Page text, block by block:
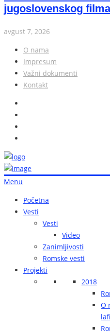
jugoslovenskog
avgust 7, 2026
O nama
Impresum
Važni dokumenti
Kontakt
Menu
Početna
Vesti
Vesti
Video
Zanimljivosti
Romske vesti
Projekti
2018
O
lafi